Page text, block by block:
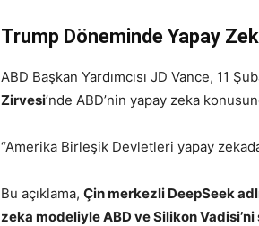
Trump Döneminde Yapay
ABD Başkan Yardımcısı JD Vance, 11
Zirvesi’nde ABD’nin yapay zeka
“Amerika Birleşik Devletleri yapay
Bu açıklama, Çin merkezli DeepSeek
zeka modeliyle ABD ve Silikon Vadisi’ni